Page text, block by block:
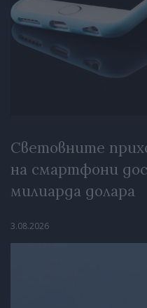
Световните
на смартфони
милиарда долара
3.08.2026